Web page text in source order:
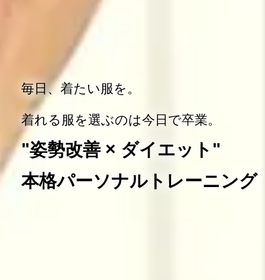
毎日、着たい服を。
着れる服を選ぶのは今日で卒業。
"姿勢改善 × ダイエット"
本格パーソナルトレーニング